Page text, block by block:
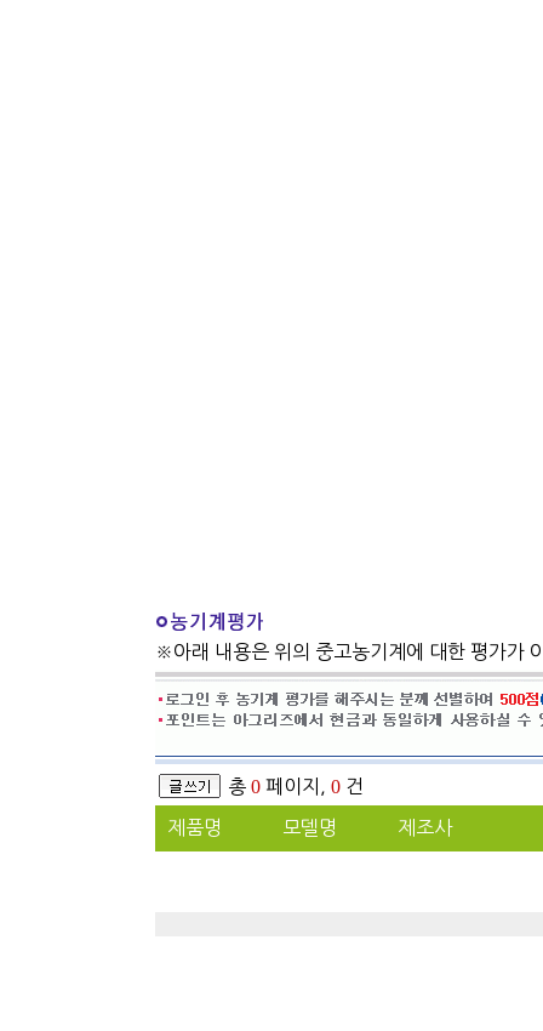
※아래 내용은 위의 중고농기계에 대한 평가가
총 0 페이지, 0 건
제품명 모델명 제조사